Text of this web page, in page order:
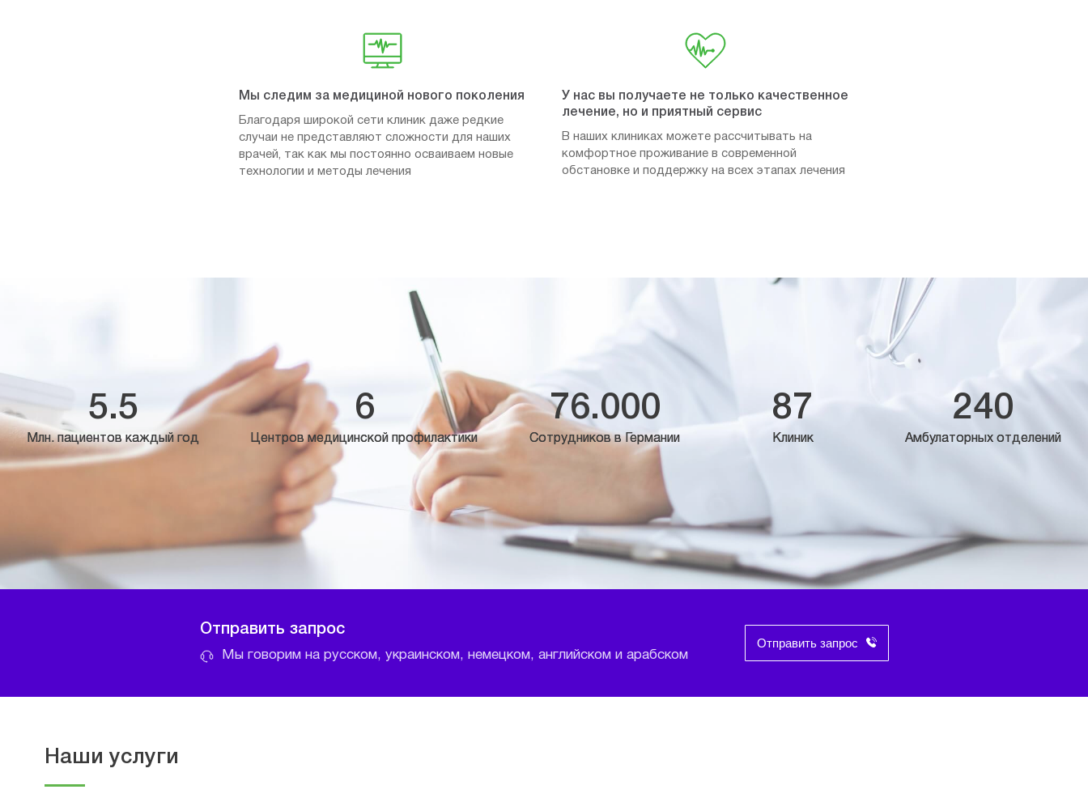
Мы следим за медициной нового поколения
Благодаря широкой сети клиник даже редкие
случаи не представляют сложности для наших
врачей, так как мы постоянно осваиваем новые
технологии и методы лечения
У нас вы получаете не только качественное
лечение, но и приятный сервис
В наших клиниках можете рассчитывать на
комфортное проживание в современной
обстановке и поддержку на всех этапах лечения
5.5
Млн. пациентов каждый год
6
Центров медицинской профилактики
76.000
Сотрудников в Германии
87
Клиник
240
Амбулаторных отделений
Отправить запрос
Мы говорим на русском, украинском, немецком, английском и арабском
Отправить запрос
Наши услуги